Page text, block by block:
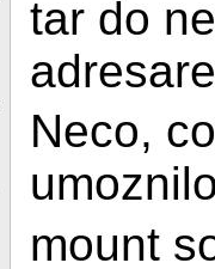
tar do
Neco,
mount